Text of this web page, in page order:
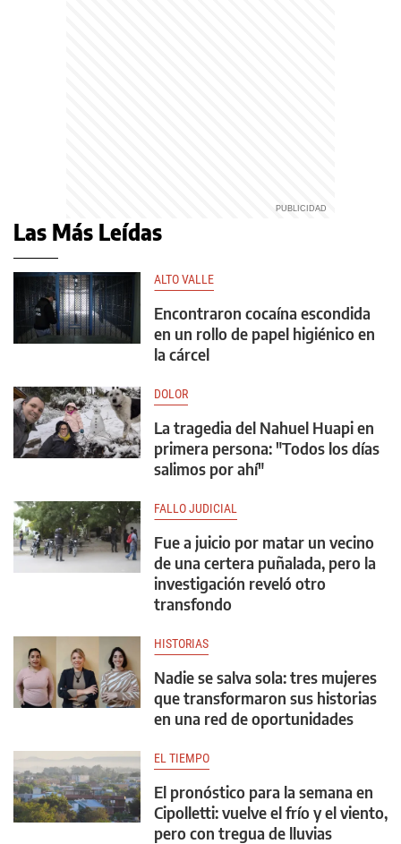
Las Más Leídas
ALTO VALLE
Encontraron cocaína escondida
en un rollo de papel higiénico en
la cárcel
DOLOR
La tragedia del Nahuel Huapi en
primera persona: "Todos los días
salimos por ahí"
FALLO JUDICIAL
Fue a juicio por matar un vecino
de una certera puñalada, pero la
investigación reveló otro
transfondo
HISTORIAS
Nadie se salva sola: tres mujeres
que transformaron sus historias
en una red de oportunidades
EL TIEMPO
El pronóstico para la semana en
Cipolletti: vuelve el frío y el viento,
pero con tregua de lluvias